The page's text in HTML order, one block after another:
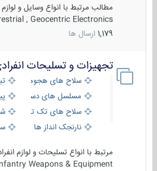
مطالب مرتبط با انواع وسایل و لوازم
, Geocentric Electronics
1,179 ارسال ها
تجهیزات و تسلیحات انفرادی
سلاح های هجومی
مسلسل های دستی
سلاح های تک تیر اندازی
نارنجک انداز ها
مرتبط با انواع تسلیحات و لوازم انفرادی
Infantry Weapons & Equipment